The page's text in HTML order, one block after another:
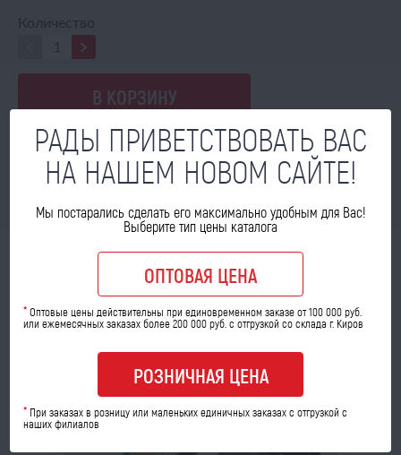
Количество
В КОРЗИНУ
В ИЗБРАННОЕ
МОЖЕТ ПРИГОДИТЬСЯ
РАДЫ ПРИВЕТСТВОВАТЬ ВАС
НА НАШЕМ НОВОМ САЙТЕ!
Мы постарались сделать его максимально удобным для Вас!
Выберите тип цены каталога
ОПТОВАЯ ЦЕНА
*Оптовые цены действительны при единовременном заказе от 100 000 руб.
или ежемесячных заказах более 200 000 руб. с отгрузкой со склада г. Киров
РОЗНИЧНАЯ ЦЕНА
* При заказах в розницу или маленьких единичных заказах с отгрузкой с
наших филиалов